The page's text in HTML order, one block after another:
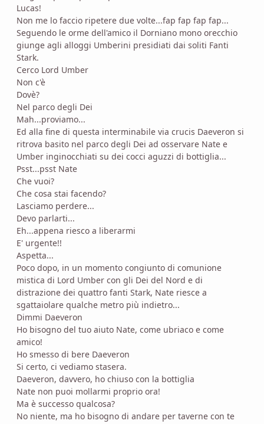
Lucas!
Non me lo faccio ripetere due volte...fap fap fap fap...
Seguendo le orme dell'amico il Dorniano mono orecchio
giunge agli alloggi Umberini presidiati dai soliti Fanti
Stark.
Cerco Lord Umber
Non c'è
Dovè?
Nel parco degli Dei
Mah...proviamo...
Ed alla fine di questa interminabile via crucis Daeveron si
ritrova basito nel parco degli Dei ad osservare Nate e
Umber inginocchiati su dei cocci aguzzi di bottiglia...
Psst...psst Nate
Che vuoi?
Che cosa stai facendo?
Lasciamo perdere...
Devo parlarti...
Eh...appena riesco a liberarmi
E' urgente!!
Aspetta...
Poco dopo, in un momento congiunto di comunione
mistica di Lord Umber con gli Dei del Nord e di
distrazione dei quattro fanti Stark, Nate riesce a
sgattaiolare qualche metro più indietro...
Dimmi Daeveron
Ho bisogno del tuo aiuto Nate, come ubriaco e come
amico!
Ho smesso di bere Daeveron
Si certo, ci vediamo stasera.
Daeveron, davvero, ho chiuso con la bottiglia
Nate non puoi mollarmi proprio ora!
Ma è successo qualcosa?
No niente, ma ho bisogno di andare per taverne con te